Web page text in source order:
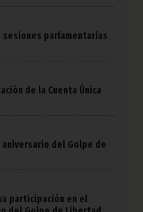
parlamentarias
de la Cuenta Única
del Golpe de
participación en el